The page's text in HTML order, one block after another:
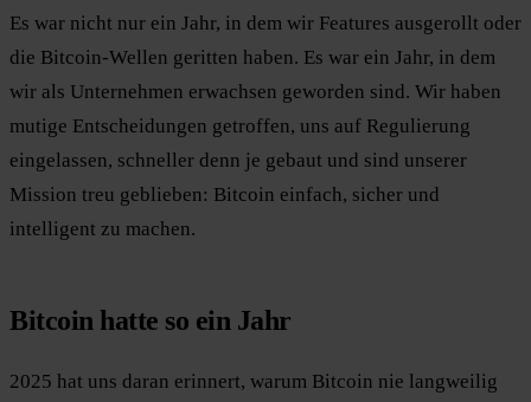
Es war nicht nur ein Jahr, in dem wir Features ausgerollt oder
die Bitcoin-Wellen geritten haben. Es war ein Jahr, in dem
wir als Unternehmen erwachsen geworden sind. Wir haben
mutige Entscheidungen getroffen, uns auf Regulierung
eingelassen, schneller denn je gebaut und sind unserer
Mission treu geblieben: Bitcoin einfach, sicher und
intelligent zu machen.
Bitcoin hatte so ein Jahr
2025 hat uns daran erinnert, warum Bitcoin nie langweilig